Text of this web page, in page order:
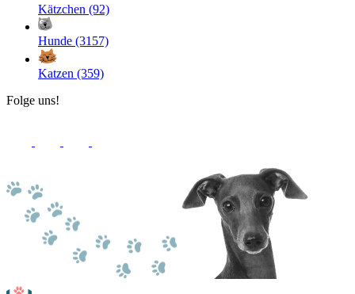
Kätzchen (92)
Hunde (3157)
Katzen (359)
Folge uns!